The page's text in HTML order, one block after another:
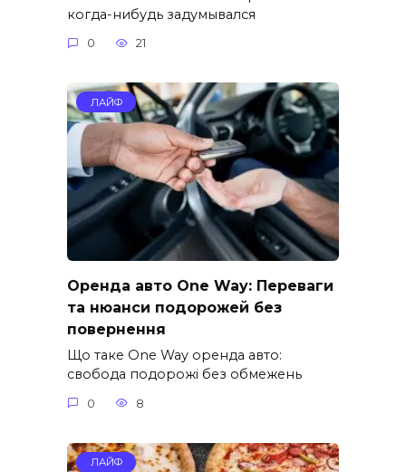
когда-нибудь задумывался
0 21
ЛАЙФ
Оренда авто One Way: Переваги
та нюанси подорожей без
повернення
Що таке One Way оренда авто:
свобода подорожі без обмежень
0 8
ЛАЙФ